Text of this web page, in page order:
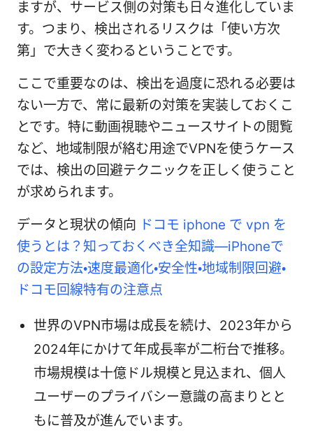
ますが、サービス側の対策も日々進化していま
す。つまり、検出されるリスクは「使い方次
第」で大きく変わるということです。
ここで重要なのは、検出を過度に恐れる必要は
ない一方で、常に最新の対策を実装しておくこ
とです。特に動画視聴やニュースサイトの閲覧
など、地域制限が絡む用途でVPNを使うケース
では、検出の回避テクニックを正しく使うこと
が求められます。
データと現状の傾向 ドコモ iphone で vpn を
使うとは？知っておくべき全知識—iPhoneで
の設定方法・速度最適化・安全性・地域制限回避・
ドコモ回線特有の注意点
世界のVPN市場は成長を続け、2023年から
2024年にかけて年成長率が二桁台で推移。
市場規模は十億ドル規模と見込まれ、個人
ユーザーのプライバシー意識の高まりとと
もに普及が進んでいます。